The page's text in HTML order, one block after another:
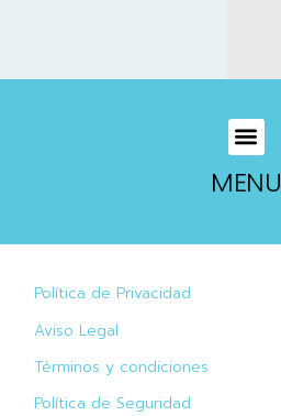
MENU
Política de Privacidad
Aviso Legal
Términos y condiciones
Política de Seguridad